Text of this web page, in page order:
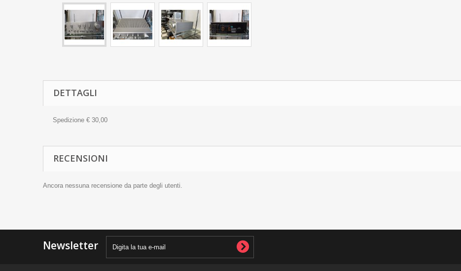
DETTAGLI
Spedizione € 30,00
RECENSIONI
Ancora nessuna recensione da parte degli utenti.
Newsletter